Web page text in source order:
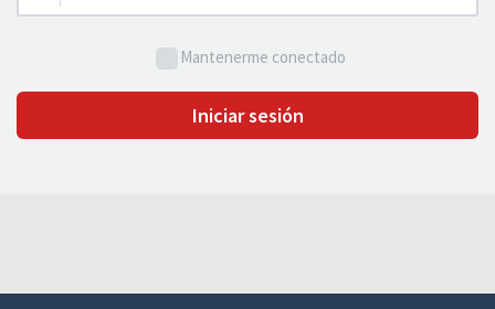
Mantenerme conectado
Iniciar sesión